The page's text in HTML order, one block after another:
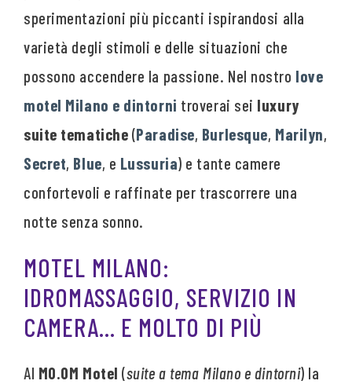
sperimentazioni più piccanti ispirandosi alla
varietà degli stimoli e delle situazioni che
possono accendere la passione. Nel nostro love
motel Milano e dintorni troverai sei luxury
suite tematiche (Paradise, Burlesque, Marilyn,
Secret, Blue, e Lussuria) e tante camere
confortevoli e raffinate per trascorrere una
notte senza sonno.
MOTEL MILANO:
IDROMASSAGGIO, SERVIZIO IN
CAMERA… E MOLTO DI PIÙ
Al MO.OM Motel (suite a tema Milano e dintorni) la